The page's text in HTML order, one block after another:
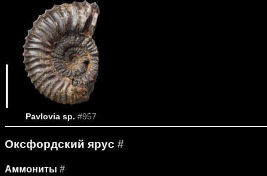
Pavlovia sp. #957
Оксфордский ярус #
Аммониты #